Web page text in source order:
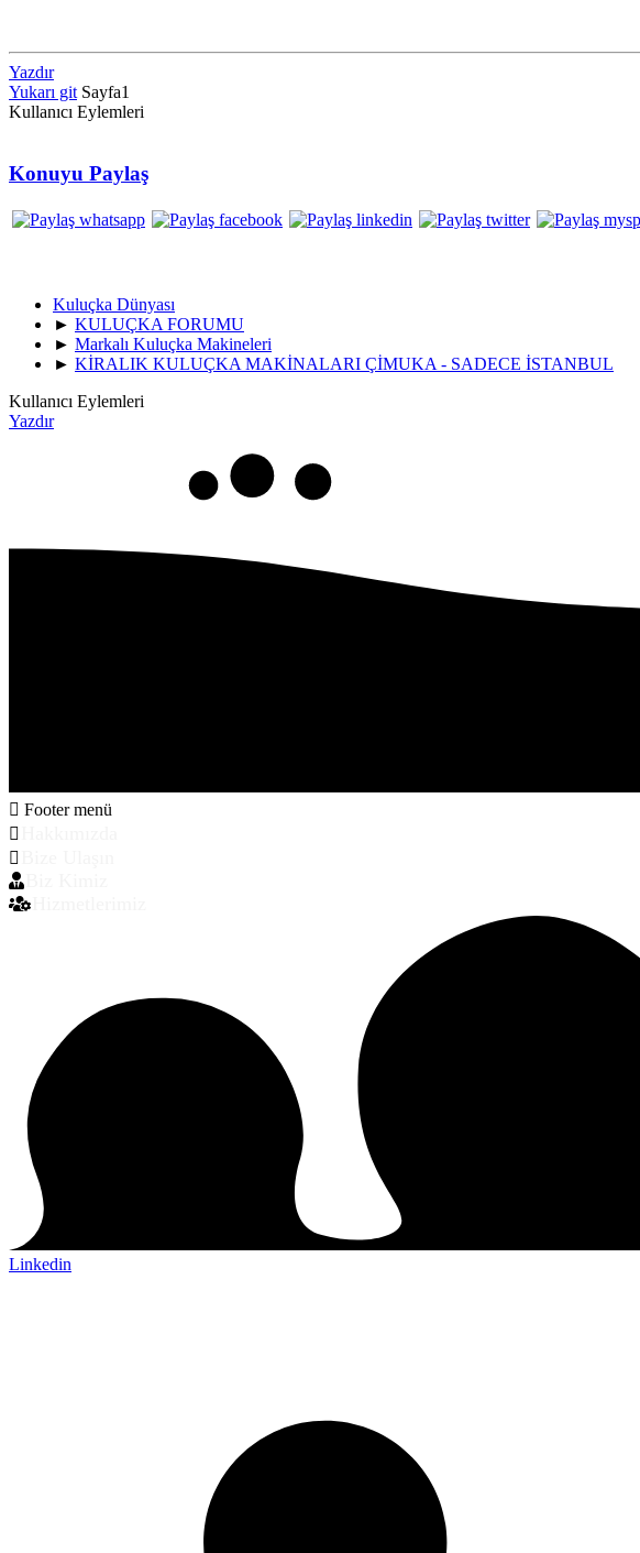
Yazdır
Yukarı git Sayfa1
Kullanıcı Eylemleri
Konuyu Paylaş
Kuluçka Dünyası
► KULUÇKA FORUMU
► Markalı Kuluçka Makineleri
► KİRALIK KULUÇKA MAKİNALARI ÇİMUKA - SADECE İSTANBUL
Kullanıcı Eylemleri
Yazdır
Footer menü
Linkedin